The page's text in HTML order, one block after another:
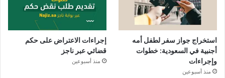
استخراج جواز سفر لطفل أمه
أجنبية في السعودية: خطوات
وإجراءات
منذ أسبوعين
إجراءات الاعتراض على حكم
قضائي عبر ناجز
منذ أسبوعين